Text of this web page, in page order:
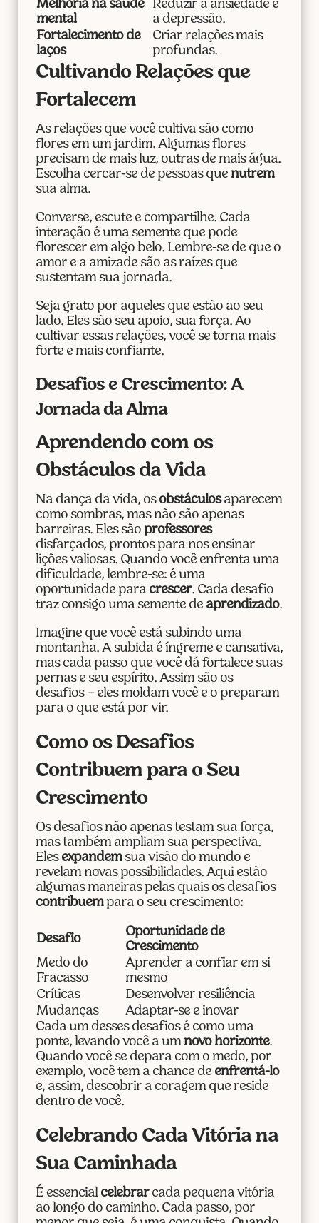
Melhoria na saúde
mental
Reduzir a ansiedade e
a depressão.
Fortalecimento de
laços
Criar relações mais
profundas.
Cultivando Relações que
Fortalecem
As relações que você cultiva são como
flores em um jardim. Algumas flores
precisam de mais luz, outras de mais água.
Escolha cercar-se de pessoas que nutrem
sua alma.
Converse, escute e compartilhe. Cada
interação é uma semente que pode
florescer em algo belo. Lembre-se de que o
amor e a amizade são as raízes que
sustentam sua jornada.
Seja grato por aqueles que estão ao seu
lado. Eles são seu apoio, sua força. Ao
cultivar essas relações, você se torna mais
forte e mais confiante.
Desafios e Crescimento: A
Jornada da Alma
Aprendendo com os
Obstáculos da Vida
Na dança da vida, os obstáculosaparecem
como sombras, mas não são apenas
barreiras. Eles são professores
disfarçados, prontos para nos ensinar
lições valiosas. Quando você enfrenta uma
dificuldade, lembre-se: é uma
oportunidade para crescer. Cada desafio
traz consigo uma semente de aprendizado.
Imagine que você está subindo uma
montanha. A subida é íngreme e cansativa,
mas cada passo que você dá fortalece suas
pernas e seu espírito. Assim são os
desafios – eles moldam você e o preparam
para o que está por vir.
Como os Desafios
Contribuem para o Seu
Crescimento
Os desafios não apenas testam sua força,
mas também ampliam sua perspectiva.
Eles expandemsua visão do mundo e
revelam novas possibilidades. Aqui estão
algumas maneiras pelas quais os desafios
contribuempara o seu crescimento:
Desafio
Oportunidade de
Crescimento
Medo do
Fracasso
Aprender a confiar em si
mesmo
Críticas
Desenvolver resiliência
Mudanças
Adaptar-se e inovar
Cada um desses desafios é como uma
ponte, levando você a um novo horizonte.
Quando você se depara com o medo, por
exemplo, você tem a chance de enfrentá-lo
e, assim, descobrir a coragem que reside
dentro de você.
Celebrando Cada Vitória na
Sua Caminhada
É essencial celebrarcada pequena vitória
ao longo do caminho. Cada passo, por